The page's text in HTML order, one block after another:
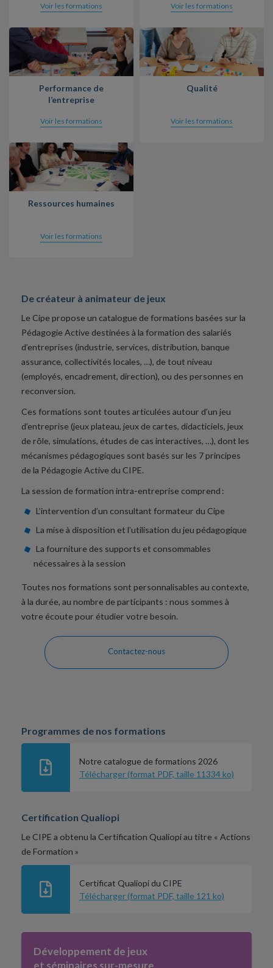
Voir les formations Voir les formations
Performance de
l’entreprise
Voir les formations
Qualité
Voir les formations
Ressources humaines
Voir les formations
De créateur à animateur de jeux
Le Cipe propose un catalogue de formations basées sur la
Pédagogie Active destinées à la formation des salariés
d’entreprises (industrie, services, distribution, banque
assurance, collectivités locales, …), de tout niveau
(employés, encadrement, direction), ou des personnes en
reconversion.
Ces formations sont toutes articulées autour d’un jeu
d’entreprise (jeux plateau, jeux de cartes, didacticiels, jeux
de rôle, simulations, études de cas interactives, …), dont les
mécanismes pédagogiques sont basés sur les 7 principes
de la Pédagogie Active du CIPE.
La session de formation intra-entreprise comprend :
L’intervention d’un consultant formateur du Cipe
La mise à disposition et l’utilisation du jeu pédagogique
La fourniture des supports et consommables
nécessaires à la session
Toutes nos formations sont personnalisables au contexte,
à la durée, au nombre de participants : nous sommes à
votre écoute pour étudier votre besoin.
Contactez-nous
Programmes de nos formations
Notre catalogue de formations 2026
Télécharger (format PDF, taille 11334 ko)
Certification Qualiopi
Le CIPE a obtenu la Certification Qualiopi au titre « Actions
de Formation »
Certificat Qualiopi du CIPE
Télécharger (format PDF, taille 121 ko)
Développement de jeux
et séminaires sur-mesure